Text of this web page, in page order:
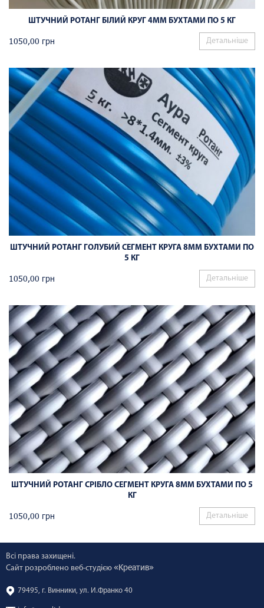
ШТУЧНИЙ РОТАНГ БІЛИЙ КРУГ 4ММ БУХТАМИ ПО 5 КГ
1050,00 грн Детальніше
ШТУЧНИЙ РОТАНГ ГОЛУБИЙ СЕГМЕНТ КРУГА 8ММ БУХТАМИ ПО
5 КГ
1050,00 грн Детальніше
ШТУЧНИЙ РОТАНГ СРІБЛО СЕГМЕНТ КРУГА 8ММ БУХТАМИ ПО 5
КГ
1050,00 грн Детальніше
Всі права захищені.
Сайт розроблено веб-студією «Креатив»
79495, г. Винники, ул. И.Франко 40